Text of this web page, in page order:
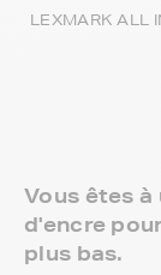
LEXMARK ALL
Vous êtes
d'encre
plus bas.